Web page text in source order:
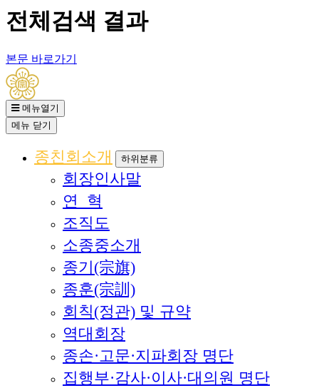
전체검색 결과
본문 바로가기
메뉴열기
메뉴 닫기
종친회소개 하위분류
회장인사말
연 혁
조직도
소종중소개
종기(宗旗)
종훈(宗訓)
회칙(정관) 및 규약
역대회장
종손·고문·지파회장 명단
집행부·감사·이사·대의원 명단